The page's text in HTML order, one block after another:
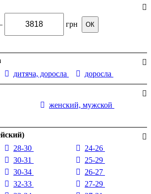
грн ОК
дитяча, доросла доросла
женский, мужской
28-30
30-31
30-34
32-33
24-26
25-29
26-27
27-29